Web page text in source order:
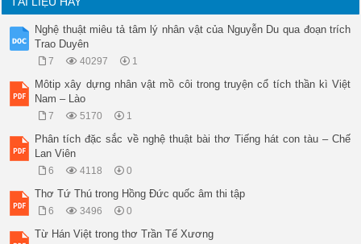
Nghệ thuật miêu tả tâm lý nhân vật của Nguyễn Du qua đoạn trích
Trao Duyên
7 40297 1
Môtip xây dựng nhân vật mồ côi trong truyện cổ tích thần kì Việt
Nam – Lào
7 5170 1
Phân tích đặc sắc về nghệ thuật bài thơ Tiếng hát con tàu – Chế
Lan Viên
6 4118 0
Thơ Tứ Thú trong Hồng Đức quốc âm thi tập
6 3496 0
Từ Hán Việt trong thơ Trần Tế Xương